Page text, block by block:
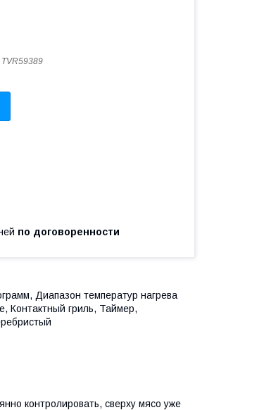
TVR59389
по договоренности
Диапазон температур нагрева
Контактный гриль, Таймер,
контролировать, сверху мясо уже